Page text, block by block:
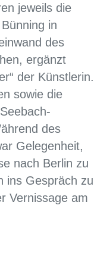
jeweils die
in
des
ergänzt
der Künstlerin.
sowie die
des
Gelegenheit,
nach Berlin zu
ins Gespräch zu
Vernissage am